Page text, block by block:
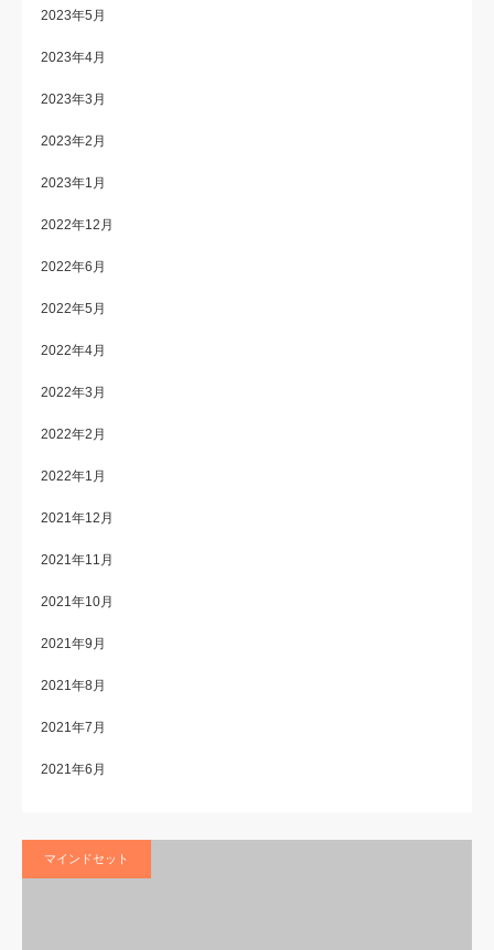
2023年5月
2023年4月
2023年3月
2023年2月
2023年1月
2022年12月
2022年6月
2022年5月
2022年4月
2022年3月
2022年2月
2022年1月
2021年12月
2021年11月
2021年10月
2021年9月
2021年8月
2021年7月
2021年6月
マインドセット